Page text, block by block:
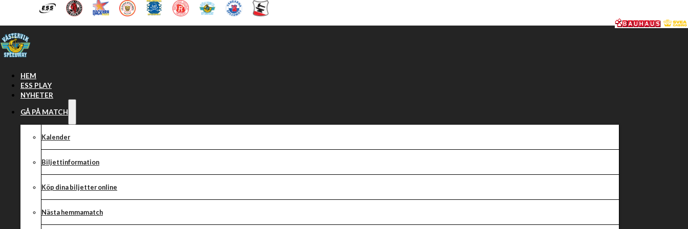
Hoppa till huvudinnehåll Hoppa till sidfot
HEM
ESS PLAY
NYHETER
GÅ PÅ MATCH
Kalender
Biljettinformation
Köp dina biljetter online
Nästa hemmamatch
Preliminära laguppställningar